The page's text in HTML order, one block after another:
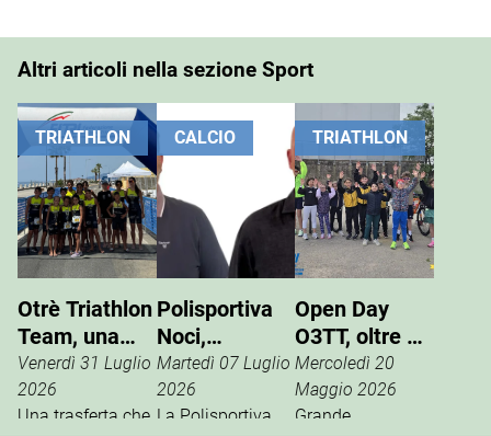
Altri articoli nella sezione Sport
TRIATHLON
Otrè Triathlon
Team, una
giornata di
sport, tifo e
condivisione
Venerdì 31 Luglio
2026
Una trasferta che
CALCIO
Polisportiva
Noci,
Giuseppe
Pinto nuovo
presidente
Martedì 07 Luglio
2026
La Polisportiva
TRIATHLON
Open Day
O3TT, oltre 50
bambini al
Foro Boario
Mercoledì 20
Maggio 2026
Grande